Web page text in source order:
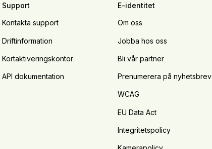
Support
Kontakta support
Driftinformation
Kortaktiveringskontor
API dokumentation
E-identitet
Om oss
Jobba hos oss
Bli vår partner
Prenumerera på nyhetsbrev
WCAG
EU Data Act
Integritetspolicy